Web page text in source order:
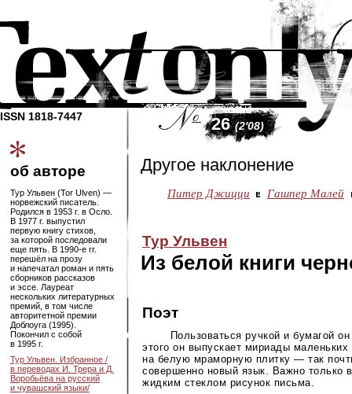
ISSN 1818-7447
об авторе
Тур Ульвен (Tor Ulven) —
норвежский писатель.
Родился в 1953 г. в Осло.
В 1977 г. выпустил
первую книгу стихов,
за которой последовали
еще пять. В 1990-егг.
перешёл на прозу
и напечатал роман и пять
сборников рассказов
и эссе. Лауреат
нескольких литературных
премий, в том числе
авторитетной премии
Доблоуга (1995).
Покончил с собой
в 1995 г.
Тур Ульвен. Избранное /
в переводах И. Трера и Д.
Воробьёва на русский
и чувашский языки/
26(2'08)
Другое наклонение
Питер Джицци Гашпер Малей
Тур Ульвен
Из белой книги
Поэт
Пользоваться ручкой и бумагой
этого он выпускает мириады
на белую мраморную плитку — так
совершенно новый язык. Важно только
жидким стеклом рисунок письма.